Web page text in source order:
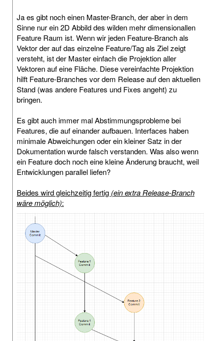
Ja es gibt noch einen Master-Branch, der aber in dem
Sinne nur ein 2D Abbild des wilden mehr dimensionallen
Feature Raum ist. Wenn wir jeden Feature-Branch als
Vektor der auf das einzelne Feature/Tag als Ziel zeigt
versteht, ist der Master einfach die Projektion aller
Vektoren auf eine Fläche. Diese vereinfachte Projektion
hilft Feature-Branches vor dem Release auf den aktuellen
Stand (was andere Features und Fixes angeht) zu
bringen.
Es gibt auch immer mal Abstimmungsprobleme bei
Features, die auf einander aufbauen. Interfaces haben
minimale Abweichungen oder ein kleiner Satz in der
Dokumentation wurde falsch verstanden. Was also wenn
ein Feature doch noch eine kleine Änderung braucht, weil
Entwicklungen parallel liefen?
Beides wird gleichzeitig fertig (ein extra Release-Branch
wäre möglich):